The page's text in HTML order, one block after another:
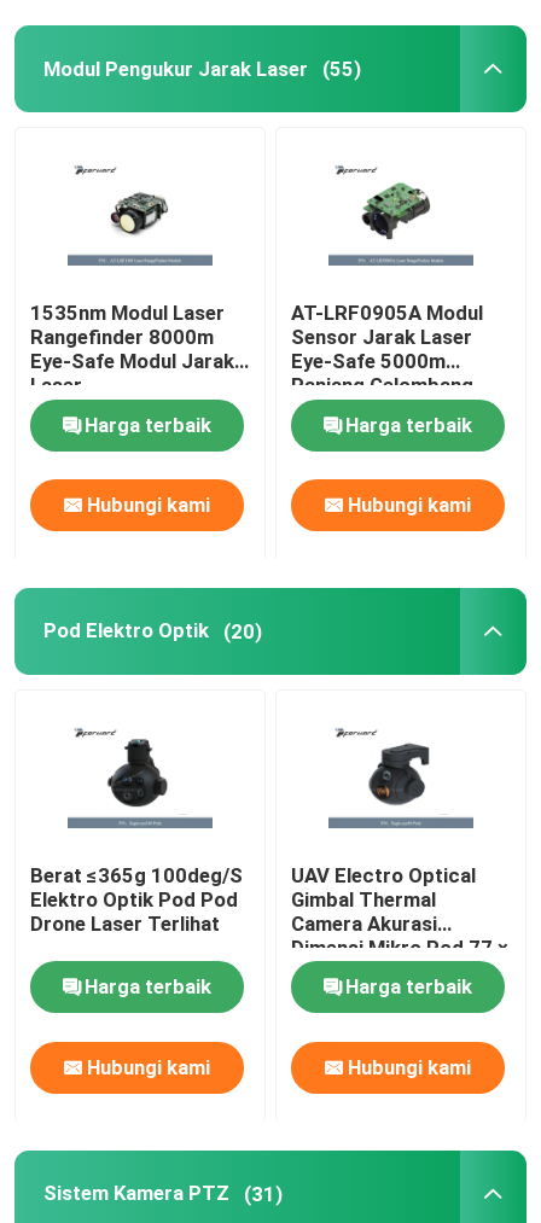
Produk
Tentang Kami
Kontrol Kualitas
Hubungi Kami
Berita
Minta Kutipan
Bagian Penerbangan
Bermata pencitraan termal
Modul Pengukur Jarak Laser
Pod Elektro Optik
Sistem Kamera PTZ
Modul Daya DC DC
Motor DC Tanpa Sikat Listrik
Modul Pengukur Jarak Laser (55)
1535nm Modul Laser
Rangefinder 8000m
Eye-Safe Modul Jarak
Laser
Harga terbaik
Hubungi kami
AT-LRF0905A Modul
Sensor Jarak Laser
Eye-Safe 5000m
Panjang Gelombang
Laser 1535nm
Harga terbaik
Hubungi kami
Pod Elektro Optik (20)
Berat ≤365g 100deg/S
Elektro Optik Pod Pod
Drone Laser Terlihat
Harga terbaik
Hubungi kami
UAV Electro Optical
Gimbal Thermal
Camera Akurasi
Dimensi Mikro Pod 77 ×
78 × 83 Mm
Harga terbaik
Hubungi kami
Sistem Kamera PTZ (31)